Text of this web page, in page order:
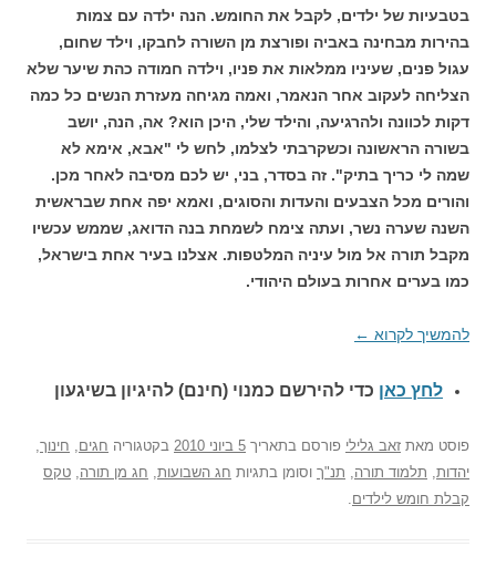
בטבעיות של ילדים, לקבל את החומש. הנה ילדה עם צמות
בהירות מבחינה באביה ופורצת מן השורה לחבקו, וילד שחום,
עגול פנים, שעיניו ממלאות את פניו, וילדה חמודה כהת שיער שלא
הצליחה לעקוב אחר הנאמר, ואמה מגיחה מעזרת הנשים כל כמה
דקות לכוונה ולהרגיעה, והילד שלי, היכן הוא? אה, הנה, יושב
בשורה הראשונה וכשקרבתי לצלמו, לחש לי "אבא, אימא לא
שמה לי כריך בתיק". זה בסדר, בני, יש לכם מסיבה לאחר מכן.
והורים מכל הצבעים והעדות והסוגים, ואמא יפה אחת שבראשית
השנה שערה נשר, ועתה צימח לשמחת בנה הדואג, שממש עכשיו
מקבל תורה אל מול עיניה המלטפות. אצלנו בעיר אחת בישראל,
כמו בערים אחרות בעולם היהודי.
להמשיך לקרוא←
לחץ כאן כדי להירשם כ מנוי (חינם) להיגיון בשיגעון
פוסטמאתזאב גליליפורסם בתאריך5 ביוני 2010 בקטגוריהחגים,חינוך,
יהדות,תלמוד תורה,תנ"ךוסומן בתגיותחג השבועות,חג מן תורה,טקס
קבלת חומש לילדים.